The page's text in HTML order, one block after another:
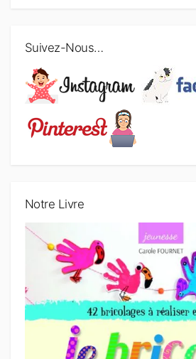
Suivez-Nous…
Notre Livre